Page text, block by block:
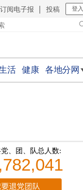
订阅电子报 投稿 登入
活 健康 各地分网
、团、队总人数: